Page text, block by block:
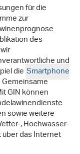
für die
zur
des
und
dieSmartphone
Gemeinsame
GIN können
sowie weitere
, Hochwasser-
das Internet